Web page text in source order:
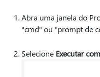
Abra uma janela do
"cmd" ou "prompt de
Selecione Executar